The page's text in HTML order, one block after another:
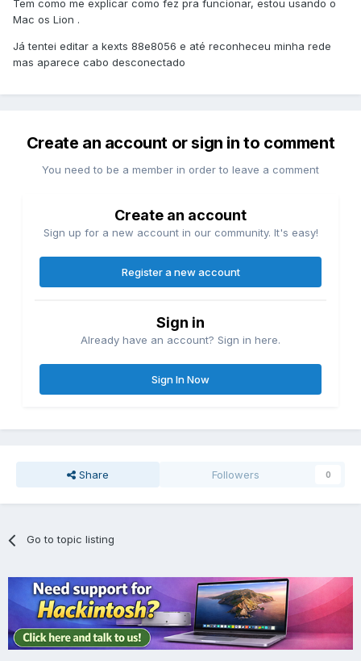
Tem como me explicar como fez pra funcionar, estou usando o
Mac os Lion .
Já tentei editar a kexts 88e8056 e até reconheceu minha rede
mas aparece cabo desconectado
Create an account or sign in to comment
You need to be a member in order to leave a comment
Create an account
Sign up for a new account in our community. It's easy!
Register a new account
Sign in
Already have an account? Sign in here.
Sign In Now
Share Followers 0
Go to topic listing